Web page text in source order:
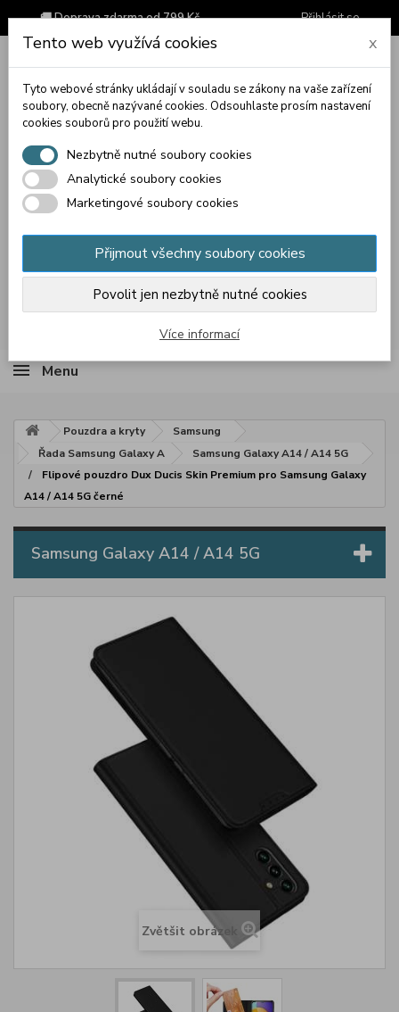
🚚 Doprava zdarma od 799 Kč Přihlásit se
Košík (prázdný)
Menu
Pouzdra a kryty
Samsung
Řada Samsung Galaxy A
Samsung Galaxy A14 / A14 5G
Flipové pouzdro Dux Ducis Skin Premium pro Samsung Galaxy
A14 / A14 5G černé
Samsung Galaxy A14 / A14 5G
Zvětšit obrázek
Tento web využívá cookies x
Tyto webové stránky ukládají v souladu se zákony na vaše zařízení
soubory, obecně nazývané cookies. Odsouhlaste prosím nastavení
cookies souborů pro použití webu.
Nezbytně nutné soubory cookies
Analytické soubory cookies
Marketingové soubory cookies
Přijmout všechny soubory cookies
Povolit jen nezbytně nutné cookies
Více informací